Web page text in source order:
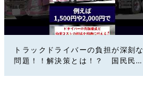
トラックドライバーの負担が深刻な
問題！！解決策とは！？ 国民民主